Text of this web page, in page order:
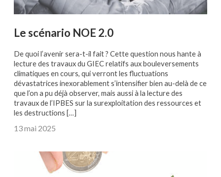
Le scénario NOE 2.0
De quoi l’avenir sera-t-il fait ? Cette question nous hante à
lecture des travaux du GIEC relatifs aux bouleversements
climatiques en cours, qui verront les fluctuations
dévastatrices inexorablement s’intensifier bien au-delà de ce
que l’on a pu déjà observer, mais aussi à la lecture des
travaux de l’IPBES sur la surexploitation des ressources et
les destructions […]
13 mai 2025